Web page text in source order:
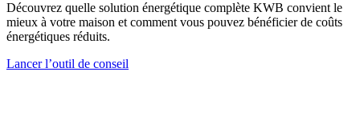
Découvrez quelle solution énergétique complète KWB convient le
mieux à votre maison et comment vous pouvez bénéficier de coûts
énergétiques réduits.
Lancer l’outil de conseil